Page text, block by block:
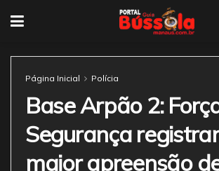
Página Inicial Polícia
Base Arpão 2:
Segurança
maior apreensão